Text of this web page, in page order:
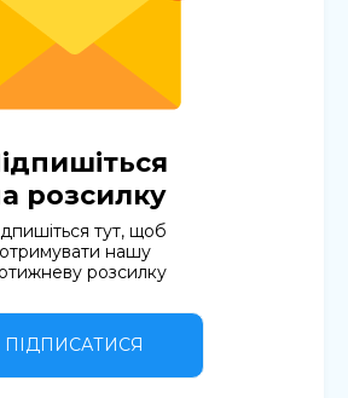
розсилку
тут, щоб
отримувати нашу
розсилку
ПІДПИСАТИСЯ